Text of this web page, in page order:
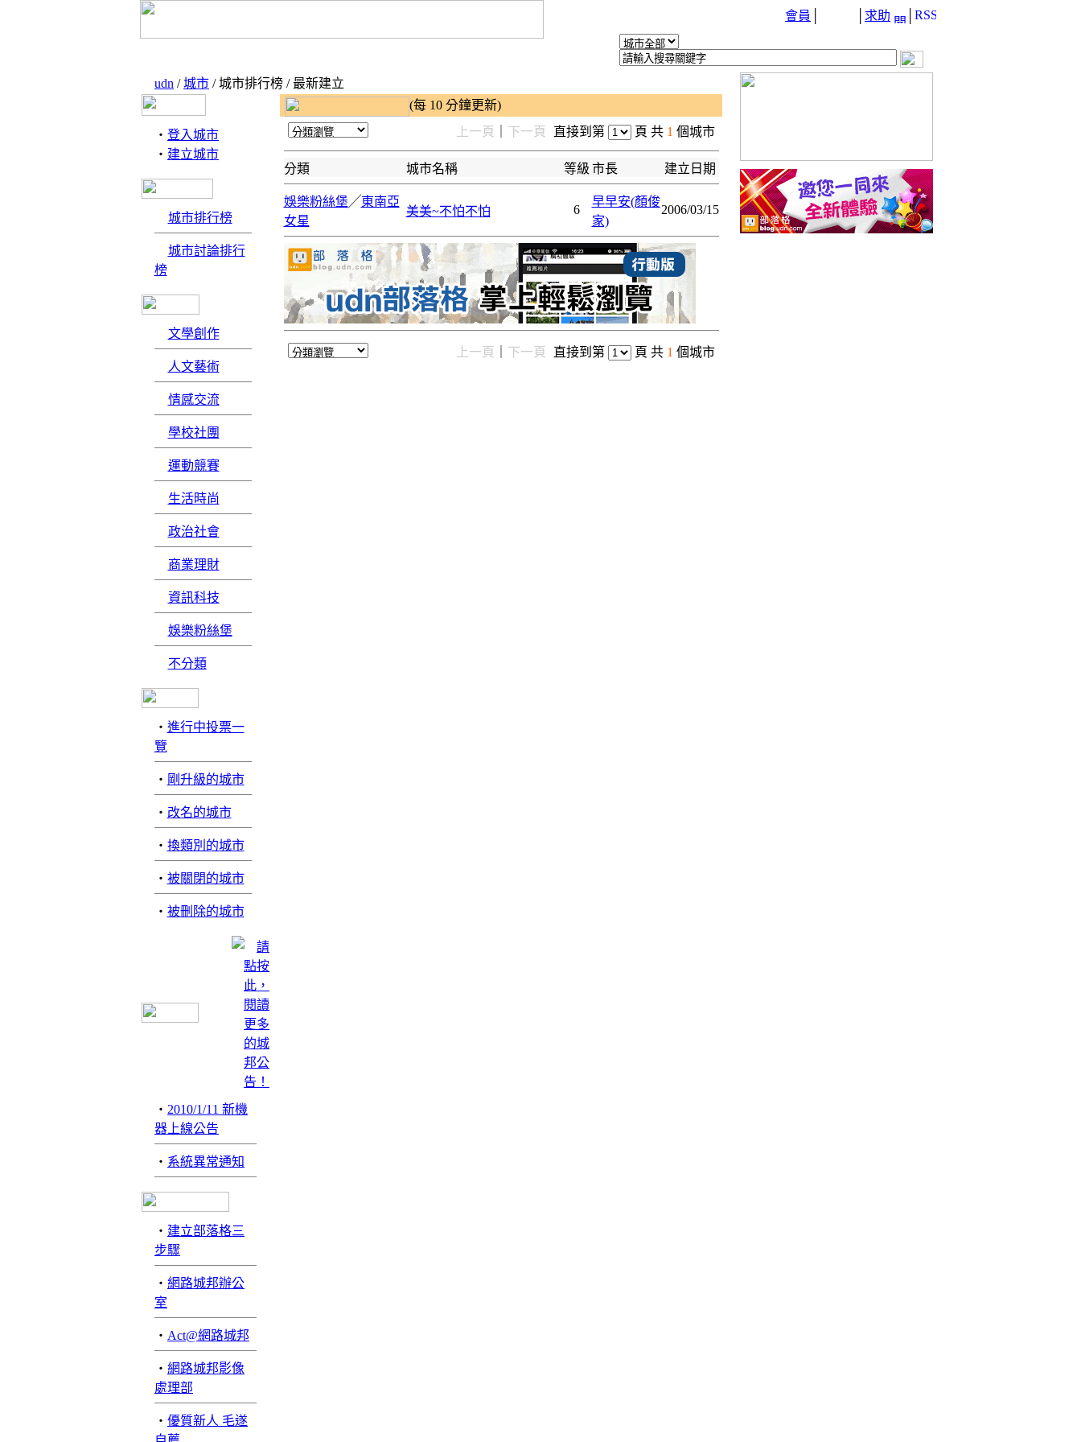
會員 求助
udn /城市 / 城市排行榜 / 最新建立
‧ 登入城市
‧ 建立城市
城市排行榜
城市討論排行
榜
文學創作
人文藝術
情感交流
學校社團
運動競賽
生活時尚
政治社會
商業理財
資訊科技
娛樂粉絲堡
不分類
‧ 進行中投票一
覽
‧ 剛升級的城市
‧ 改名的城市
‧ 換類別的城市
‧ 被關閉的城市
‧ 被刪除的城市
‧ 2010/1/11 新機
器上線公告
‧ 系統異常通知
‧ 建立部落格三
步驟
‧ 網路城邦辦公
室
‧ Act@網路城邦
‧ 網路城邦影像
處理部
‧ 優質新人 毛遂
(每 10 分鐘更新)
上一頁
下一頁 直接到第 頁 共 1 個城市
分類 城市名稱 等級 市長 建立日期
娛樂粉絲堡 ╱東南亞
女星
美美~不怕不怕 6
早早安(顏俊
家)
2006/03/15
上一頁 下一頁 直接到第 頁 共 1 個城市